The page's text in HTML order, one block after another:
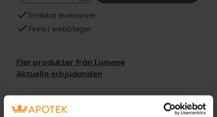
Snabba leveranser
Finns i webblager
Fler produkter från Lumene
Aktuella erbjudanden
Dölj